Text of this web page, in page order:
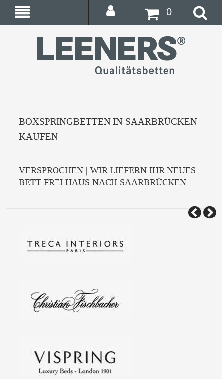
0
BOXSPRINGBETTEN IN SAARBRÜCKEN
KAUFEN
VERSPROCHEN | WIR LIEFERN IHR NEUES
BETT FREI HAUS NACH SAARBRÜCKEN